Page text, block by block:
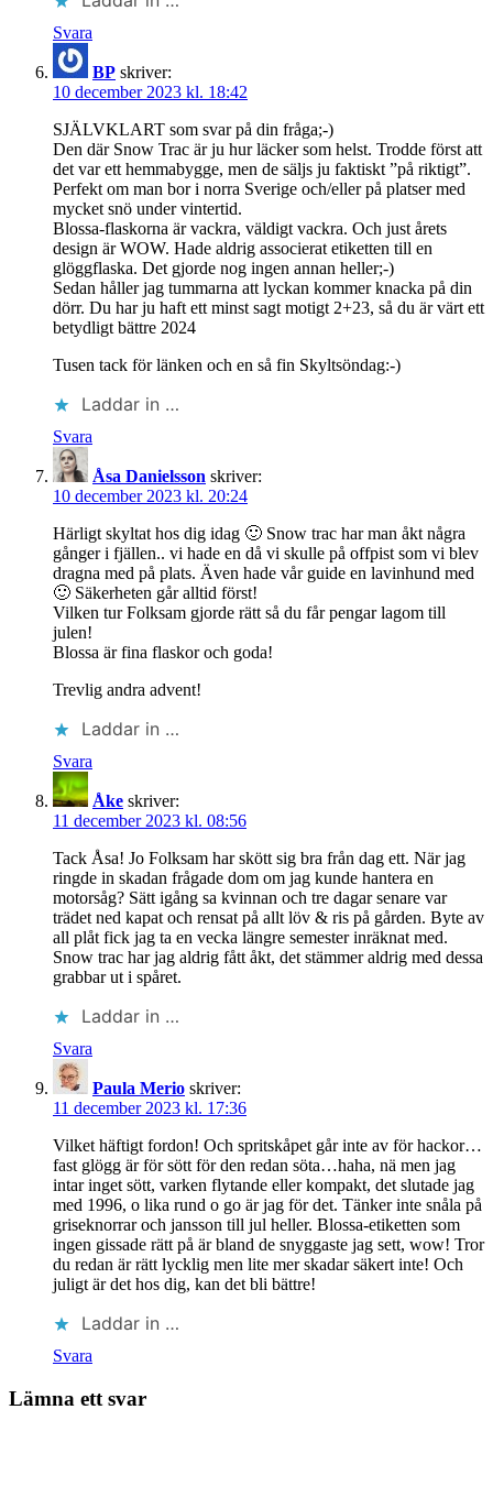
Svara
BP skriver:
10 december 2023 kl. 18:42
SJÄLVKLART som svar på din fråga;-)
Den där Snow Trac är ju hur läcker som helst. Trodde först att
det var ett hemmabygge, men de säljs ju faktiskt ”på riktigt”.
Perfekt om man bor i norra Sverige och/eller på platser med
mycket snö under vintertid.
Blossa-flaskorna är vackra, väldigt vackra. Och just årets
design är WOW. Hade aldrig associerat etiketten till en
glöggflaska. Det gjorde nog ingen annan heller;-)
Sedan håller jag tummarna att lyckan kommer knacka på din
dörr. Du har ju haft ett minst sagt motigt 2+23, så du är värt ett
betydligt bättre 2024
Tusen tack för länken och en så fin Skyltsöndag:-)
Laddar in …
Svara
Åsa Danielsson skriver:
10 december 2023 kl. 20:24
Härligt skyltat hos dig idag 🙂 Snow trac har man åkt några
gånger i fjällen.. vi hade en då vi skulle på offpist som vi blev
dragna med på plats. Även hade vår guide en lavinhund med
🙂 Säkerheten går alltid först!
Vilken tur Folksam gjorde rätt så du får pengar lagom till
julen!
Blossa är fina flaskor och goda!
Trevlig andra advent!
Laddar in …
Svara
Åke skriver:
11 december 2023 kl. 08:56
Tack Åsa! Jo Folksam har skött sig bra från dag ett. När jag
ringde in skadan frågade dom om jag kunde hantera en
motorsåg? Sätt igång sa kvinnan och tre dagar senare var
trädet ned kapat och rensat på allt löv & ris på gården. Byte av
all plåt fick jag ta en vecka längre semester inräknat med.
Snow trac har jag aldrig fått åkt, det stämmer aldrig med dessa
grabbar ut i spåret.
Laddar in …
Svara
Paula Merio skriver:
11 december 2023 kl. 17:36
Vilket häftigt fordon! Och spritskåpet går inte av för hackor…
fast glögg är för sött för den redan söta…haha, nä men jag
intar inget sött, varken flytande eller kompakt, det slutade jag
med 1996, o lika rund o go är jag för det. Tänker inte snåla på
griseknorrar och jansson till jul heller. Blossa-etiketten som
ingen gissade rätt på är bland de snyggaste jag sett, wow! Tror
du redan är rätt lycklig men lite mer skadar säkert inte! Och
juligt är det hos dig, kan det bli bättre!
Laddar in …
Svara
Lämna ett svar